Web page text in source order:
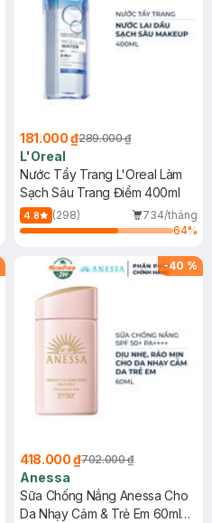
181.000 ₫289.000 ₫
L'Oreal
Nước Tẩy Trang L'Oreal Làm
Sạch Sâu Trang Điểm 400ml
4.8 (298)
734/tháng
64%
-40 %
418.000 ₫702.000 ₫
Anessa
Sữa Chống Nắng Anessa Cho
Da Nhạy Cảm & Trẻ Em 60ml